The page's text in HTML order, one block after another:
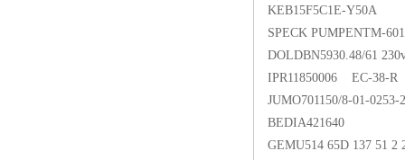
KEB15F5C1E-Y50A
SPECK PUMPENTM-
DOLDBN5930.48/61
IPR11850006 EC-38-R
JUMO701150/8-01-
BEDIA421640
GEMU514 65D 137 51 2